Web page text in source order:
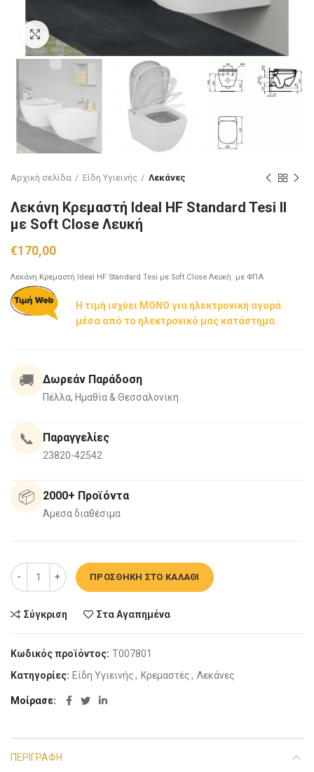
Click to enlarge
Αρχική σελίδα Είδη Υγιεινής Λεκάνες
Λεκάνη Κρεμαστή Ideal HF Standard Tesi II
με Soft Close Λευκή
€170,00
Λεκάνη Κρεμαστή Ideal HF Standard Tesi με Soft Close Λευκή με ΦΠΑ
Η τιμή ισχύει ΜΟΝΟ για ηλεκτρονική αγορά
μέσα από το ηλεκτρονικό μας κατάστημα.
🚚 Δωρεάν Παράδοση
Πέλλα, Ημαθία & Θεσσαλονίκη
📞 Παραγγελίες
23820-42542
📦 2000+ Προϊόντα
Άμεσα διαθέσιμα
Λεκάνη Κρεμαστή Ideal HF Standard Tesi II με Soft Close Λευκή
ΠΡΟΣΘΉΚΗ ΣΤΟ ΚΑΛΆΘΙ
Σύγκριση Στα Αγαπημένα
Κωδικός προϊόντος: Τ007801
Κατηγορίες: Είδη Υγιεινής, Κρεμαστές, Λεκάνες
Μοίρασε
ΠΕΡΙΓΡΑΦΉ